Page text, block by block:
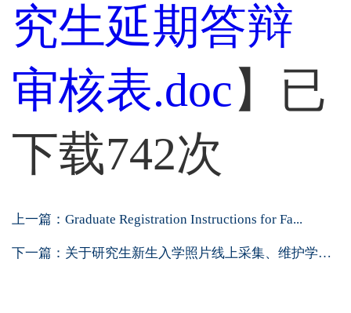
究生延期答辩
审核表.doc】已
下载742次
上一篇： Graduate Registration Instructions for Fa...
下一篇： 关于研究生新生入学照片线上采集、维护学籍...